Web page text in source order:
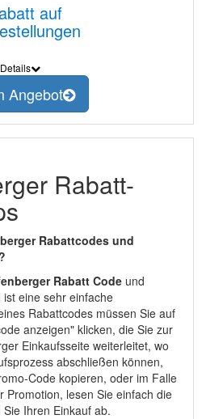
auf
Details
Angebot
Rabatt-
Rabattcodes und
Rabatt Code und
eine sehr einfache
Rabattcodes müssen Sie auf
anzeigen" klicken, die Sie zur
Einkaufsseite weiterleitet, wo
abschließen können,
Code kopieren, oder im Falle
Promotion, lesen Sie einfach die
Ihren Einkauf ab.